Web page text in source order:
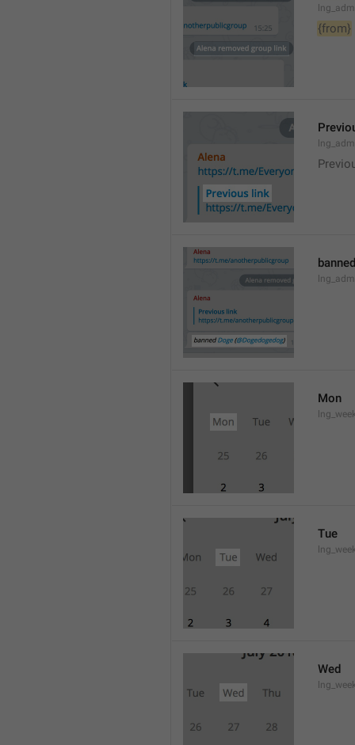
{from}
Mon
Tue
Wed